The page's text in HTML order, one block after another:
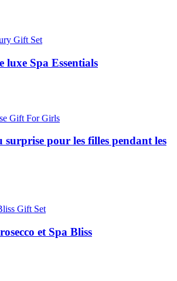
luxe Spa Essentials
surprise pour les filles pendant les
et Spa Bliss